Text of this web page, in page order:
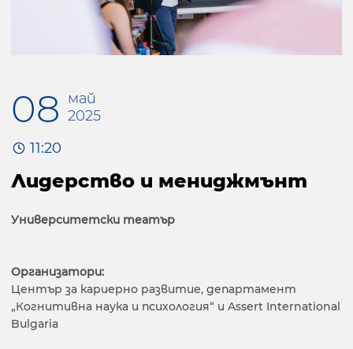
08
май
2025
11:20
Лидерство и мениджмънт
Университетски театър
Организатори:
Център за кариерно развитие, департамент
„Когнитивна наука и психология“ и Assert International
Bulgaria